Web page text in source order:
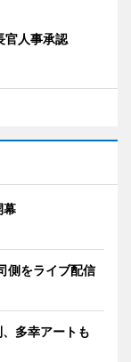
官人事承認
幕
側をライブ配信
多幸アートも